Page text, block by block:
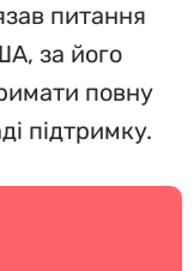
питання
за його
повну
підтримку.